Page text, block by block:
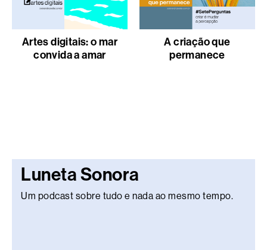
Artes digitais: o mar
convida a amar
A criação que
permanece
Luneta Sonora
Um podcast sobre tudo e nada ao mesmo tempo.